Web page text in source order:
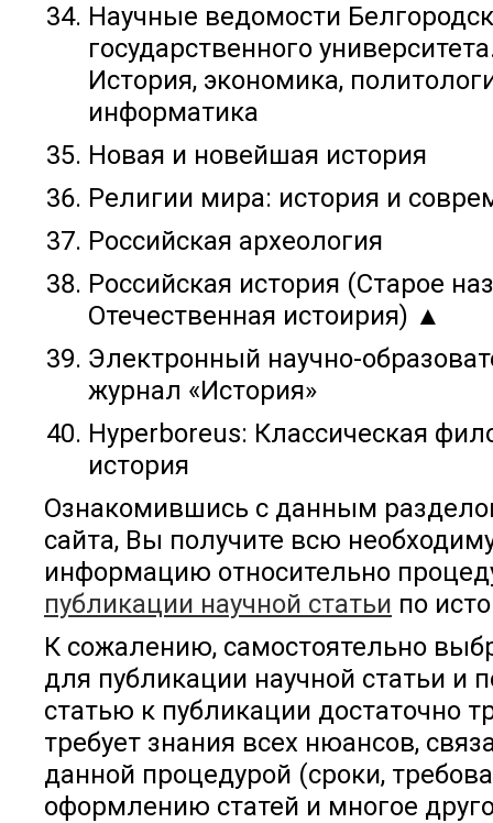
Научные ведомости
государственного
История, экономика,
информатика
Новая и новейшая история
Религии мира: история и
Российская археология
Российская история (Старое
Отечественная истоирия) ▲
Электронный научно-
журнал «История»
Hyperboreus: Классическая
история
Ознакомившись с данным
сайта, Вы получите всю
информацию относительно
публикации научной статьи по
К сожалению, самостоятельно
для публикации научной статьи и
статью к публикации достаточно
требует знания всех нюансов,
данной процедурой (сроки,
оформлению статей и многое